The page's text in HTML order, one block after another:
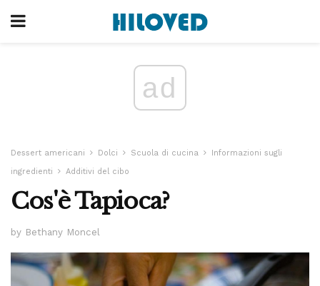
ad
Dessert americani Dolci Scuola di cucina
Informazioni sugli
ingredienti
Additivi del cibo
Cos'è Tapioca?
by Bethany Moncel